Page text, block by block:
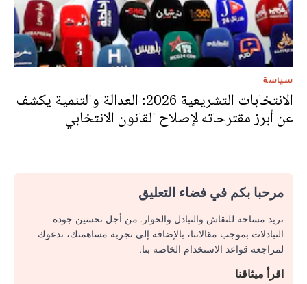
سياسة
الانتخابات التشريعية 2026: العدالة والتنمية يكشف
عن أبرز مقترحاته لإصلاح القانون الانتخابي
مرحبا بكم في فضاء التعليق
نريد مساحة للنقاش والتبادل والحوار. من أجل تحسين جودة
التبادلات بموجب مقالاتنا، بالإضافة إلى تجربة مساهمتك، ندعوك
لمراجعة قواعد الاستخدام الخاصة بنا.
اقرأ ميثاقنا